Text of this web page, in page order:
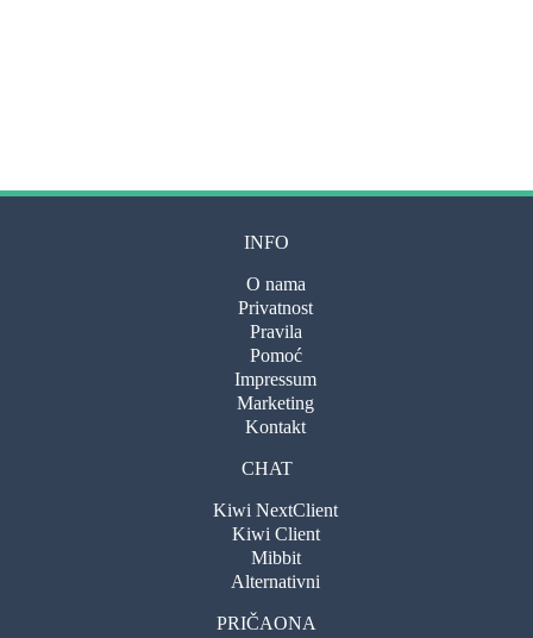
INFO
O nama
Privatnost
Pravila
Pomoć
Impressum
Marketing
Kontakt
CHAT
Kiwi NextClient
Kiwi Client
Mibbit
Alternativni
PRIČAONA